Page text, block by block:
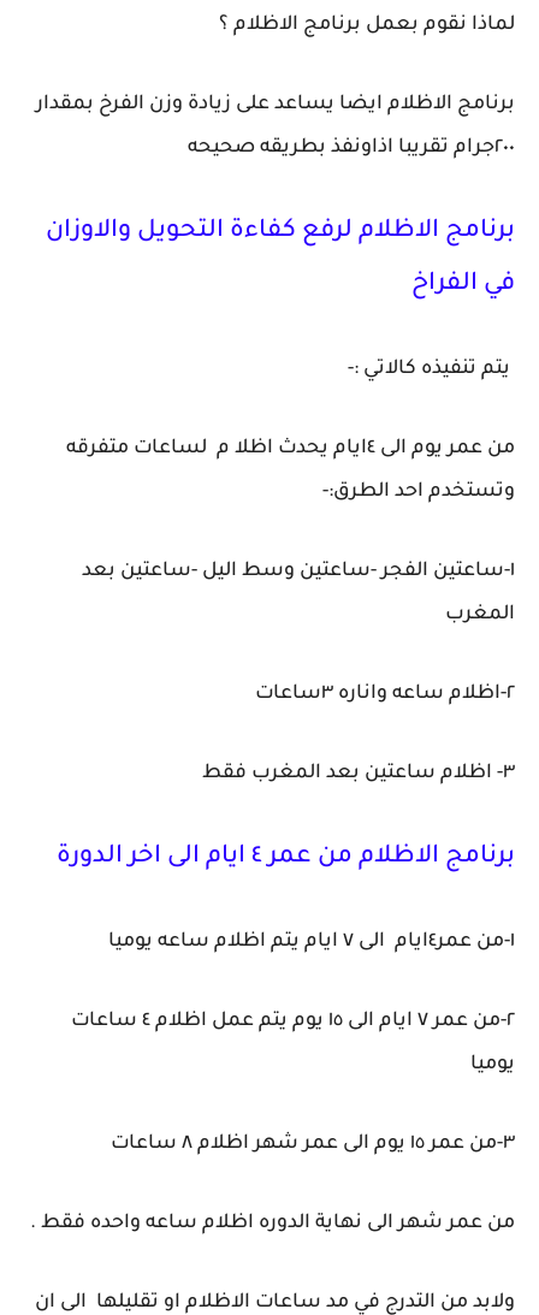
لماذا نقوم بعمل برنامج الاظلام ؟
برنامج الاظلام ايضا يساعد على زيادة وزن الفرخ بمقدار
٢٠٠جرام تقريبا اذاونفذ بطريقه صحيحه
برنامج الاظلام لرفع كفاءة التحويل والاوزان
في الفراخ
يتم تنفيذه كالاتي :-
من عمر يوم الى ٤ايام يحدث اظلا م لساعات متفرقه
وتستخدم احد الطرق:-
١-ساعتين الفجر -ساعتين وسط اليل -ساعتين بعد
المغرب
٢-اظلام ساعه واناره ٣ساعات
٣- اظلام ساعتين بعد المغرب فقط
برنامج الاظلام من عمر ٤ ايام الى اخر الدورة
١-من عمر٤ايام الى ٧ ايام يتم اظلام ساعه يوميا
٢-من عمر ٧ ايام الى ١٥ يوم يتم عمل اظلام ٤ ساعات
يوميا
٣-من عمر ١٥ يوم الى عمر شهر اظلام ٨ ساعات
من عمر شهر الى نهاية الدوره اظلام ساعه واحده فقط .
ولابد من التدرج في مد ساعات الاظلام او تقليلها الى ان